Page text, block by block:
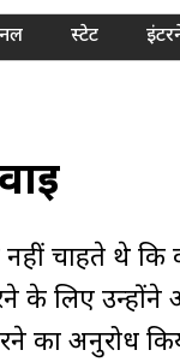
स्टेट
नहीं चाहते थे
के लिए
का अनुरोध